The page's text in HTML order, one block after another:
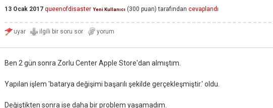
13 Ocak 2017 queenofdisaster Yeni Kullanıcı (300 puan) tarafından cevaplandı
Ben 2 gün sonra Zorlu Center Apple Store'dan almıştım.
Yapılan işlem 'batarya değişimi başarılı şekilde gerçekleşmiştir.' oldu.
Değiştikten sonra ise daha bir problem yaşamadım.